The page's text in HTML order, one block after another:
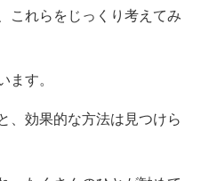
これらをじっくり考えてみ
す。
、効果的な方法は見つけら